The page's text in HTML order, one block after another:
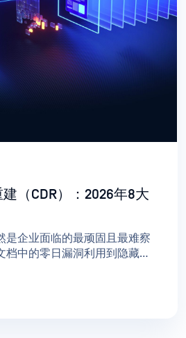
（CDR）：2026年8大
是企业面临的最顽固且最难察
档中的零日漏洞利用到隐藏在
个文件的安全，内容无害化